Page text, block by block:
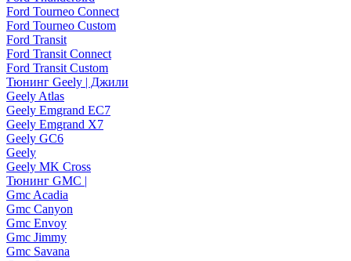
Ford Tourneo Connect
Ford Tourneo Custom
Ford Transit
Ford Transit Connect
Ford Transit Custom
Тюнинг Geely | Джили
Geely Atlas
Geely Emgrand EC7
Geely Emgrand X7
Geely GC6
Geely
Geely MK Cross
Тюнинг GMC |
Gmc Acadia
Gmc Canyon
Gmc Envoy
Gmc Jimmy
Gmc Savana